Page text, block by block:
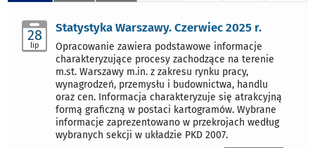
28
lip
Statystyka Warszawy. Czerwiec 2025 r.
Opracowanie zawiera podstawowe informacje
charakteryzujące procesy zachodzące na terenie
m.st. Warszawy m.in. z zakresu rynku pracy,
wynagrodzeń, przemysłu i budownictwa, handlu
oraz cen. Informacja charakteryzuje się atrakcyjną
formą graficzną w postaci kartogramów. Wybrane
informacje zaprezentowano w przekrojach według
wybranych sekcji w układzie PKD 2007.